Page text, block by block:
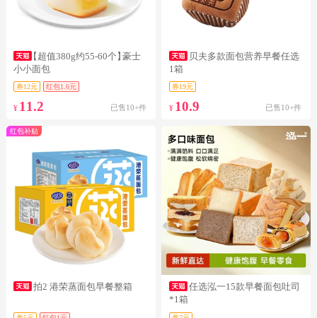
【超值380g约55-60个】豪士
小小面包
券12元 红包1.6元
¥ 11.2 已售10+件
贝夫多款面包营养早餐任选
1箱
券19元
¥ 10.9 已售10+件
红包补贴
拍2 港荣蒸面包早餐整箱
任选泓一15款早餐面包吐司
*1箱